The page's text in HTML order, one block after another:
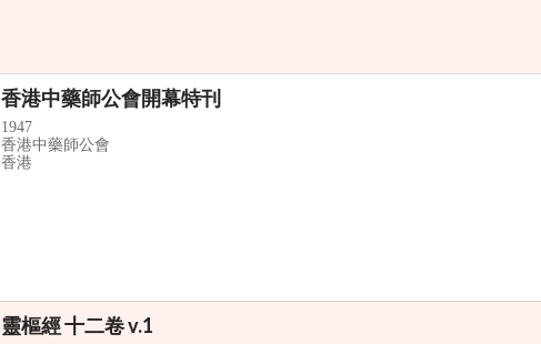
香港中藥師公會開幕特刊
1947
香港中藥師公會
香港
靈樞經 十二卷 v.1